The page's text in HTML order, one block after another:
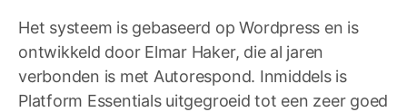
Het systeem is gebaseerd op Wordpress en is
ontwikkeld door Elmar Haker, die al jaren
verbonden is met Autorespond. Inmiddels is
Platform Essentials uitgegroeid tot een zeer goed